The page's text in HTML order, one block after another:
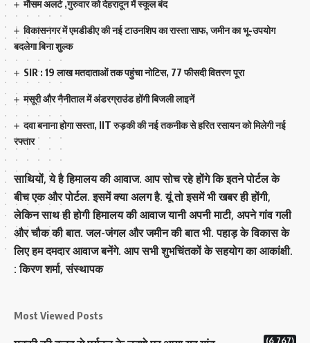
मौसम अलर्ट ,गुरुवार को देहरादून में स्कूल बंद
विकासनगर में एमडीडीए की नई टाउनशिप का रास्ता साफ, जमीन का भू-उपयोग
बदलेगा बिना शुल्क
SIR : 19 लाख मतदाताओं तक पहुंचा नोटिस, 77 फीसदी वितरण पूरा
मसूरी और नैनीताल में अंडरग्राउंड होंगी बिजली लाइनें
दवा बनाना होगा सस्ता, IIT रुड़की की नई तकनीक से हरित रसायन को मिलेगी नई
रफ्तार
साथियों, ये है हिमालय की आवाज. आप सोच रहे होंगे कि इतने पोर्टल के
बीच एक और पोर्टल. इसमें क्या अलग है. यूं तो इसमें भी खबर ही होंगी,
लेकिन साथ ही होगी हिमालय की आवाज यानी अपनी माटी, अपने गांव गली
और चौक की बात. जल-जंगल और जमीन की बात भी. पहाड़ के विकास के
लिए हम दमदार आवाज बनेंगे. आप सभी शुभचिंतकों के सहयोग का आकांक्षी.
: किरण शर्मा, संस्‍थापक
Most Viewed Posts
(6,767)